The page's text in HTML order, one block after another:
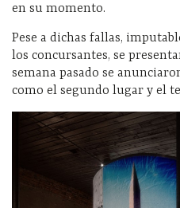
en su momento.
Pese a dichas fallas,
los concursantes, se
semana pasado se
como el segundo lugar y el